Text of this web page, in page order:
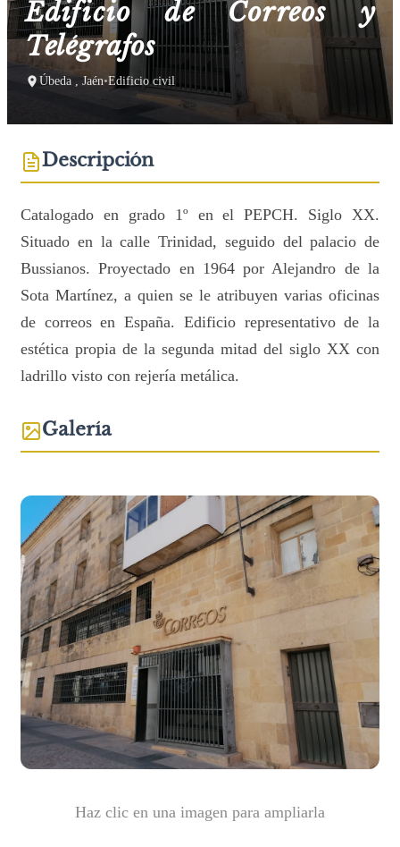
Edificio de Correos y
Telégrafos
Úbeda , Jaén•Edificio civil
Descripción
Catalogado en grado 1º en el PEPCH. Siglo XX.
Situado en la calle Trinidad, seguido del palacio de
Bussianos. Proyectado en 1964 por Alejandro de la
Sota Martínez, a quien se le atribuyen varias oficinas
de correos en España. Edificio representativo de la
estética propia de la segunda mitad del siglo XX con
ladrillo visto con rejería metálica.
Galería
Haz clic en una imagen para ampliarla